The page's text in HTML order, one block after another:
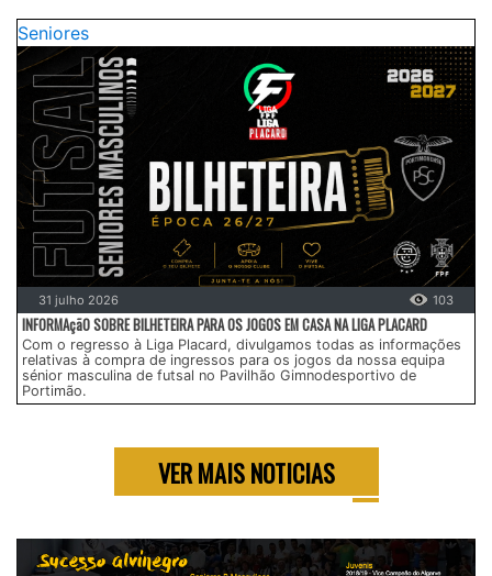
Seniores
31 julho 2026 103
INFORMAçãO SOBRE BILHETEIRA PARA OS JOGOS EM CASA NA LIGA PLACARD
Com o regresso à Liga Placard, divulgamos todas as informações
relativas à compra de ingressos para os jogos da nossa equipa
sénior masculina de futsal no Pavilhão Gimnodesportivo de
Portimão.
VER MAIS NOTICIAS